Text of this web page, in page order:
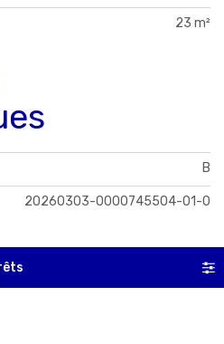
23 m²
B
20260303-0000745504-01-0